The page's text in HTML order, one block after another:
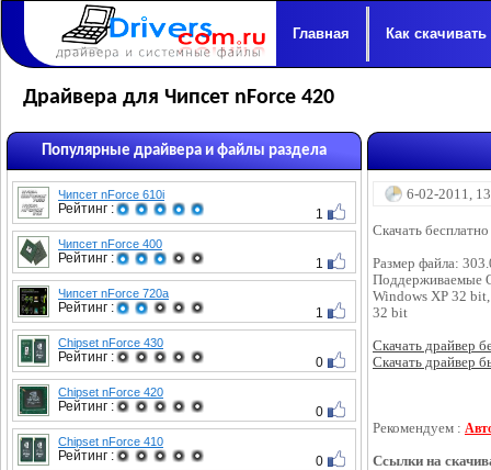
Главная Как скачивать
Драйвера для Чипсет nForce 420
Популярные драйвера и файлы раздела
Чипсет nForce 610i
Рейтинг : 1
Чипсет nForce 400
Рейтинг : 1
Чипсет nForce 720a
Рейтинг : 1
Chipset nForce 430
Рейтинг : 0
Chipset nForce 420
Рейтинг : 0
Chipset nForce 410
Рейтинг : 0
6-02-2011,
Скачать
Размер файла:
Поддерживаемые
Windows XP 32
32 bit
Скачать драйвер
Скачать драйвер
Рекомендуем :
Ссылки на